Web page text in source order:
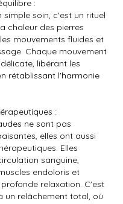
:
simple soin, c'est un rituel
chaleur des pierres
mouvements fluides et
Chaque mouvement
libérant les
rétablissant l'harmonie
:
ne sont pas
elles ont aussi
Elles
sanguine,
endoloris et
relaxation. C'est
un relâchement total, où